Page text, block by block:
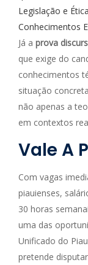
Legislação e
Conhecimentos
Já a prova
que exige do
conhecimentos
situação
não apenas a
em contextos
Vale A
Com vagas
piauienses,
30 horas
uma das
Unificado do
pretende